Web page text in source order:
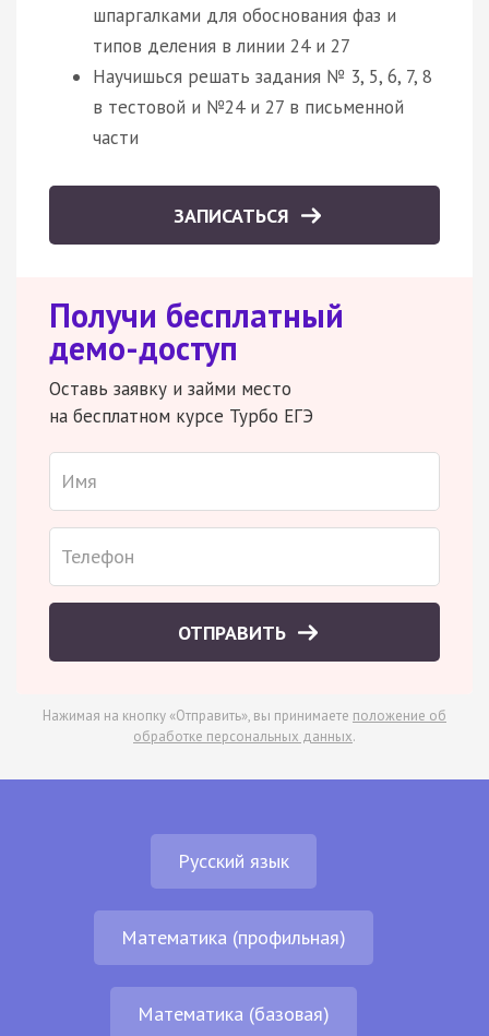
шпаргалками для обоснования фаз и
типов деления в линии 24 и 27
Научишься решать задания № 3, 5, 6, 7, 8
в тестовой и №24 и 27 в письменной
части
ЗАПИСАТЬСЯ
Получи бесплатный
демо-доступ
Оставь заявку и займи место
на бесплатном курсе Турбо ЕГЭ
ОТПРАВИТЬ
Нажимая на кнопку «Отправить», вы принимаете положение об
обработке персональных данных.
Русский язык
Математика (профильная)
Математика (базовая)